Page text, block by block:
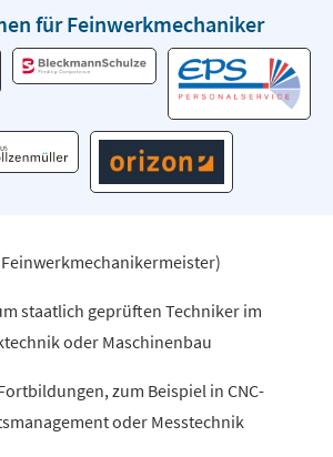
für Feinwerkmechaniker
staatlich geprüften Techniker im
oder Maschinenbau
zum Beispiel in CNC-
oder Messtechnik